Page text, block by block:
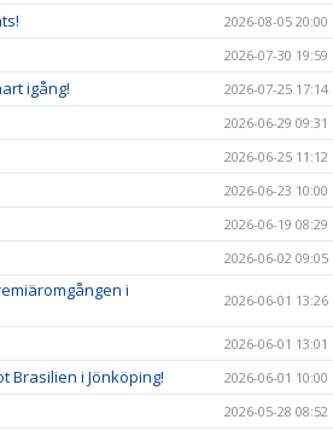
2026-08-05 20:00
2026-07-30 19:59
igång! 2026-07-25 17:14
2026-06-29 09:31
2026-06-25 11:12
2026-06-23 10:00
2026-06-19 08:29
2026-06-02 09:05
i
2026-06-01 13:26
2026-06-01 13:01
Brasilien i Jönköping! 2026-06-01 10:00
2026-05-28 08:52